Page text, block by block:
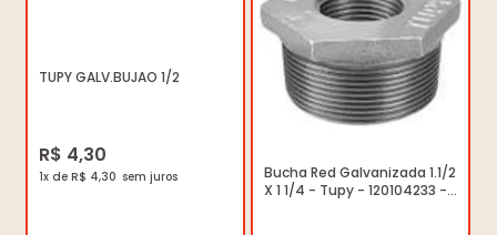
TUPY GALV.BUJAO 1/2
R$ 4,30
1x de R$ 4,30
Bucha Red Galvanizada 1.1/2
X 1 1/4 - Tupy - 120104233 -